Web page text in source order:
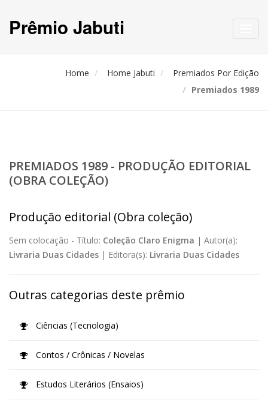
Prêmio Jabuti
Home Home Jabuti
Premiados Por Edição
Premiados 1989
PREMIADOS 1989 - PRODUÇÃO EDITORIAL
(OBRA COLEÇÃO)
Produção editorial (Obra coleção)
Sem colocação - Título: Coleção Claro Enigma | Autor(a):
Livraria Duas Cidades | Editora(s): Livraria Duas Cidades
Outras categorias deste prêmio
Ciências (Tecnologia)
Contos / Crônicas / Novelas
Estudos Literários (Ensaios)